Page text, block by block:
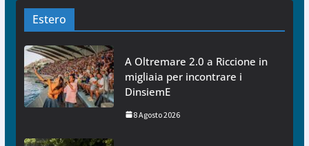
Estero
A Oltremare 2.0 a Riccione in
migliaia per incontrare i
DinsiemE
8 Agosto 2026